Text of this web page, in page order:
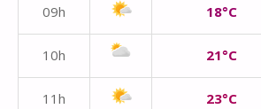
09h 18°C
10h 21°C
11h 23°C